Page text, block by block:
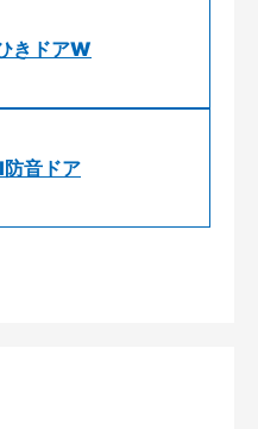
きドアW
音ドア